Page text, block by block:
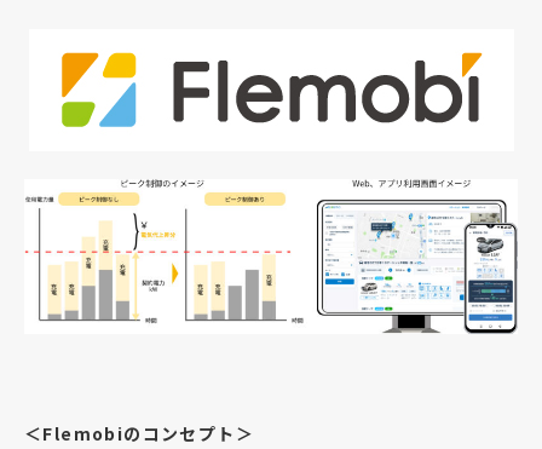
＜Flemobiのコンセプト＞